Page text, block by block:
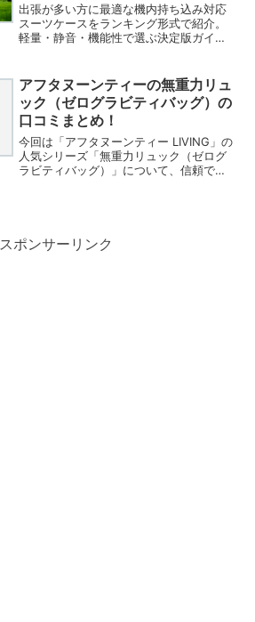
出張が多い方に最適な機内持ち込み対応
スーツケースをランキング形式で紹介。
軽量・静音・機能性で選ぶ決定版ガイ
アフタヌーンティーの無重力リュ
ック（ゼログラビティバッグ）の
口コミまとめ！
今回は「アフタヌーンティー LIVING」の
人気シリーズ「無重力リュック（ゼログ
ラビティバッグ）」について、信頼でき
スポンサーリンク